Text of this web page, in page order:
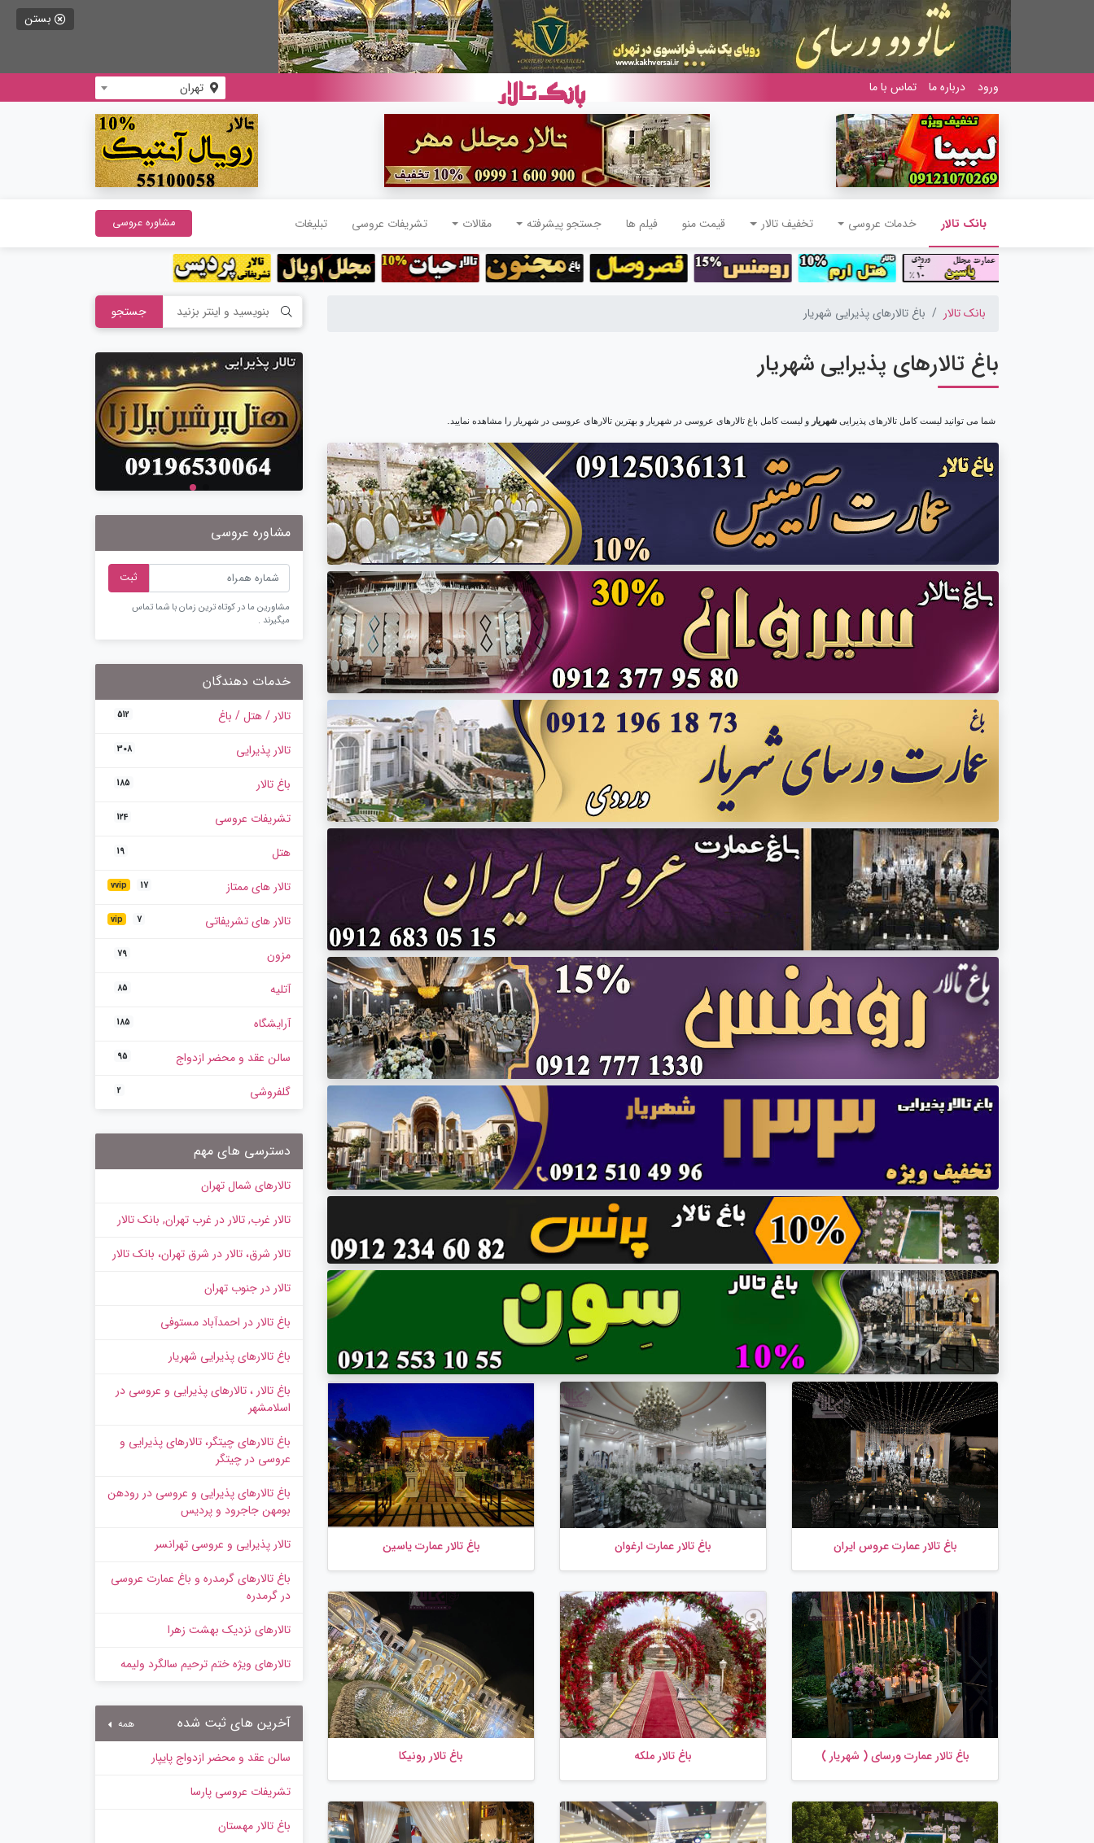
بستن
ورود درباره ما تماس با ما تهران
بانک تالار خدمات عروسی تخفیف تالار قیمت منو فیلم ها جستجو پیشرفته مقالات تشریفات عروسی تبلیغات مشاوره عروسی
بانک تالار باغ تالارهای پذیرایی شهریار
باغ تالارهای پذیرایی شهریار
شما می توانید لیست کامل تالارهای پذیرایی شهریار و لیست کامل باغ تالارهای عروسی در شهریار و بهترین تالارهای عروسی در شهریار را مشاهده نمایید .
باغ تالار عمارت عروس ایران باغ تالار عمارت ارغوان باغ تالار عمارت یاسین
باغ تالار عمارت ورسای ( شهریار ) باغ تالار ملکه باغ تالار رونیکا
جستجو
مشاوره عروسی
ثبت
مشاورین ما در کوتاه ترین زمان با شما تماس
میگیرند .
خدمات دهندگان
تالار / هتل / باغ 512
تالار پذیرایی 308
باغ تالار 185
تشریفات عروسی 124
هتل 19
تالار های ممتاز vvip 17
تالار های تشریفاتی vip 7
مزون 79
آتلیه 85
آرایشگاه 185
سالن عقد و محضر ازدواج 95
گلفروشی 2
دسترسی های مهم
تالارهای شمال تهران
تالار غرب, تالار در غرب تهران, بانک تالار
تالار شرق، تالار در شرق تهران، بانک تالار
تالار در جنوب تهران
باغ تالار در احمدآباد مستوفی
باغ تالارهای پذیرایی شهریار
باغ تالار ، تالارهای پذیرایی و عروسی در
اسلامشهر
باغ تالارهای چیتگر، تالارهای پذیرایی و
عروسی در چیتگر
باغ تالارهای پذیرایی و عروسی در رودهن
بومهن جاجرود و پردیس
تالار پذیرایی و عروسی تهرانسر
باغ تالارهای گرمدره و باغ عمارت عروسی
در گرمدره
تالارهای نزدیک بهشت زهرا
تالارهای ویژه ختم ترحیم سالگرد ولیمه
آخرین های ثبت شده همه
سالن عقد و محضر ازدواج پایپار
تشریفات عروسی پارسا
باغ تالار مهستان